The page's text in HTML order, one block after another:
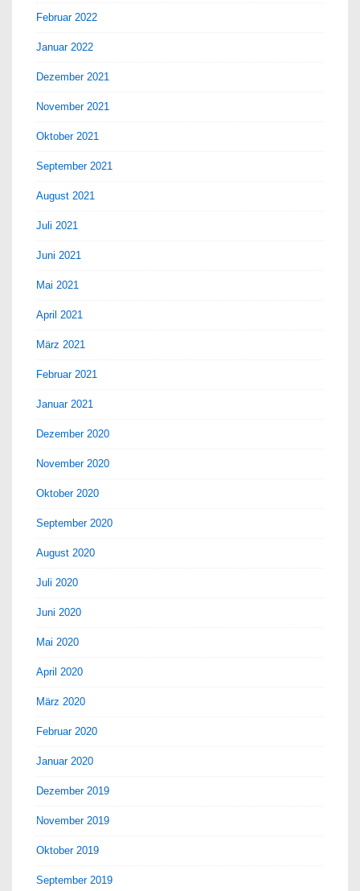
Februar 2022
Januar 2022
Dezember 2021
November 2021
Oktober 2021
September 2021
August 2021
Juli 2021
Juni 2021
Mai 2021
April 2021
März 2021
Februar 2021
Januar 2021
Dezember 2020
November 2020
Oktober 2020
September 2020
August 2020
Juli 2020
Juni 2020
Mai 2020
April 2020
März 2020
Februar 2020
Januar 2020
Dezember 2019
November 2019
Oktober 2019
September 2019